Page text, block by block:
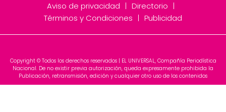
Aviso de privacidad
Directorio
Términos y Condiciones
Publicidad
Copyright © Todos los derechos reservados | EL UNIVERSAL, Compañía Periodística
Nacional. De no existir previa autorización, queda expresamente prohibida la
Publicación, retransmisión, edición y cualquier otro uso de los contenidos